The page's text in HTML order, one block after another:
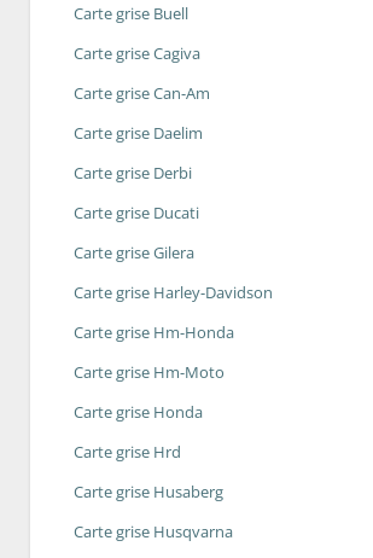
Carte grise Buell
Carte grise Cagiva
Carte grise Can-Am
Carte grise Daelim
Carte grise Derbi
Carte grise Ducati
Carte grise Gilera
Carte grise Harley-Davidson
Carte grise Hm-Honda
Carte grise Hm-Moto
Carte grise Honda
Carte grise Hrd
Carte grise Husaberg
Carte grise Husqvarna